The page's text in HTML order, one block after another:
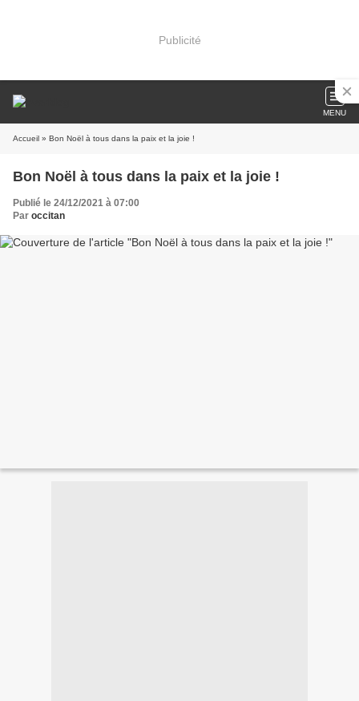
Publicité
MENU
Accueil » Bon Noël à tous dans la paix et la joie !
Bon Noël à tous dans la paix et la joie !
Publié le 24/12/2021 à 07:00
Par occitan